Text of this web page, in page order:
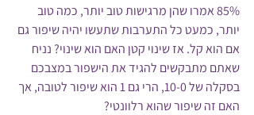
85% אמרו שהן מרגישות טוב יותר, כמה טוב
יותר, כמעט כל התערבות שתעשו יהיה שיפור גם
אם הוא קל. אז שינוי קטן האם הוא שינוי? נניח
שאתם מתבקשים להגיד את הישפור במצבכם
בסקלה של 10-0, הרי גם 1 הוא שיפור לטובה, אך
האם זה שיפור שהוא רלוונטי?